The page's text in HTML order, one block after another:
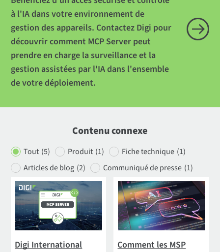
à l'IA dans votre environnement de
gestion des appareils. Contactez Digi pour
découvrir comment MCP Server peut
prendre en charge la surveillance et la
gestion assistées par l'IA dans l'ensemble
de votre déploiement.
Contenu connexe
Tout (5) Produit (1) Fiche technique (1)
Articles de blog (2) Communiqué de presse (1)
Digi International
Comment les MSP